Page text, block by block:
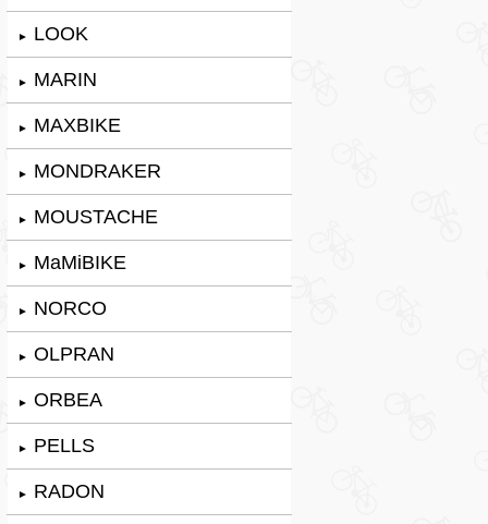
► LOOK
► MARIN
► MAXBIKE
► MONDRAKER
► MOUSTACHE
► MaMiBIKE
► NORCO
► OLPRAN
► ORBEA
► PELLS
► RADON